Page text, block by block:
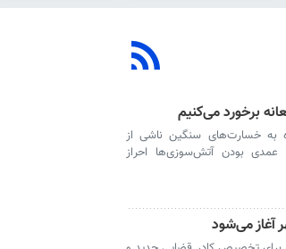
برخورد می‌کنیم
به خسارت‌های سنگین ناشی از
عمدی بودن آتش‌سوزی‌ها احراز
آغاز می‌شود